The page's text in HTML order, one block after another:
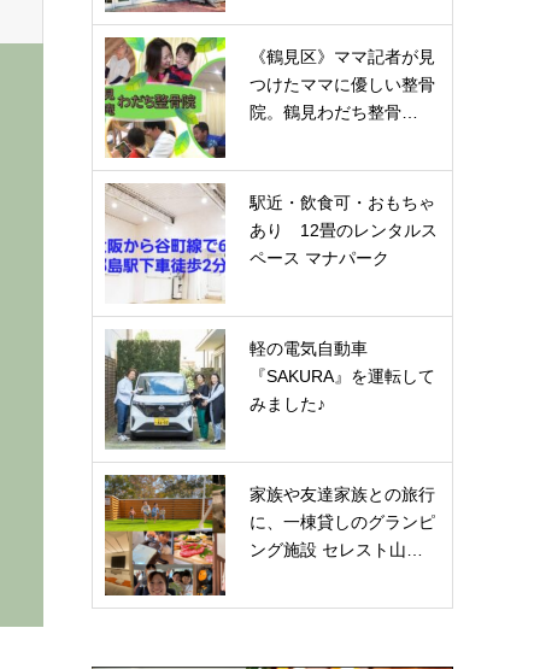
《鶴見区》ママ記者が見
つけたママに優しい整骨
院。鶴見わだち整骨…
駅近・飲食可・おもちゃ
あり 12畳のレンタルス
ペース マナパーク
軽の電気自動車
『SAKURA』を運転して
みました♪
家族や友達家族との旅行
に、一棟貸しのグランピ
ング施設 セレスト山…